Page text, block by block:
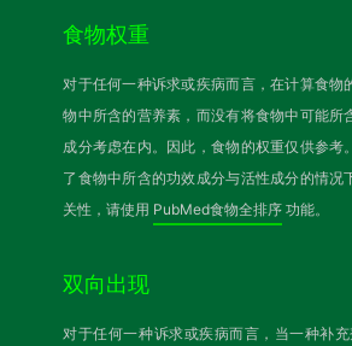
食物权重
对于任何一种诉求或疾病而言，在计算食物
物中所含的营养素，而没有将食物中可能所
成分考虑在内。因此，食物的权重仅供参考
了食物中所含的功效成分与活性成分的情况
关性，请使用 PubMed食物全排序 功能。
双向出现
对于任何一种诉求或疾病而言，当一种补